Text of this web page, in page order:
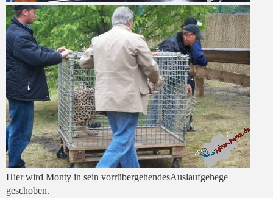
Hier wird Monty in sein vorrübergehendesAuslaufgehege
geschoben.